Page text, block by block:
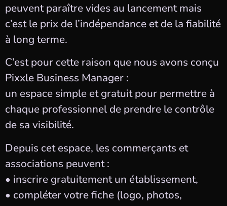
peuvent paraître vides au lancement mais
c’est le prix de l’indépendance et de la fiabilité
à long terme.
C’est pour cette raison que nous avons conçu
Pixxle Business Manager :
un espace simple et gratuit pour permettre à
chaque professionnel de prendre le contrôle
de sa visibilité.
Depuis cet espace, les commerçants et
associations peuvent :
• inscrire gratuitement un établissement,
• compléter votre fiche (logo, photos,